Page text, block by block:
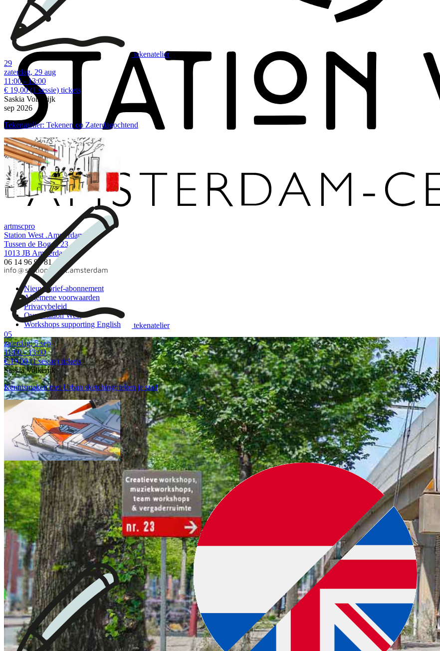
tekenatelier
29
zaterdag, 29 aug
11:00 - 13:00
€ 19,00(1 sessie) tickets
Saskia Volkerijk
sep 2026
Tekenatelier: Tekenen op Zaterdagochtend
tekenatelier
05
zaterdag, 5 sep
11:00 - 13:00
€ 19,00(1 sessie) tickets
Saskia Volkerijk
Kennismaken met Urban sketching: teken je stad
artmscpro
Station West .Amsterdam
Tussen de Bogen 23
1013 JB Amsterdam
06 14 96 96 81
Nieuwsbrief-abonnement
Algemene voorwaarden
Privacybeleid
Over Station West
Workshops supporting English